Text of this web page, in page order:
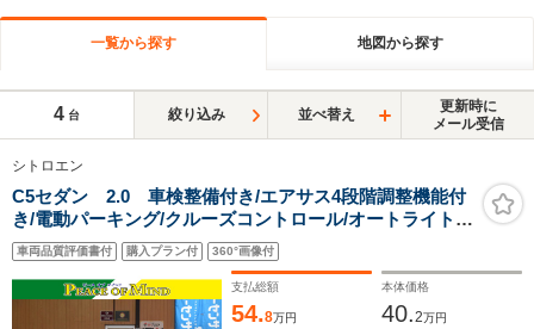
一覧から探す 地図から探す
4 台 絞り込み 並べ替え
更新時に
メール受信
シトロエン
C5セダン 2.0 車検整備付き/エアサス4段階調整機能付
き/電動パーキング/クルーズコントロール/オートライト/
マニュアルモード/キーレス/前後コーナーセンサー/純正
17AW6分山/革巻きハンドル/ウインカーミラー/オールオ
ートP/W/AAC
車両品質評価書付 購入プラン付 360°画像付
支払総額
54.8万円
本体価格
40.2万円